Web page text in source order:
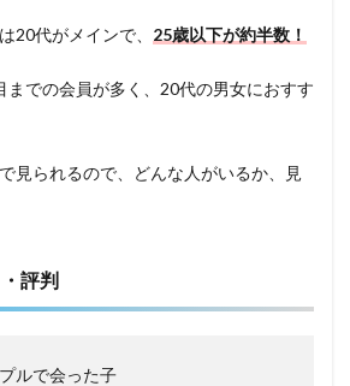
20代がメインで、 25歳以下が約半数！
までの会員が多く、20代の男女におすす
で見られるので、どんな人がいるか、見
評判
ルで会った子